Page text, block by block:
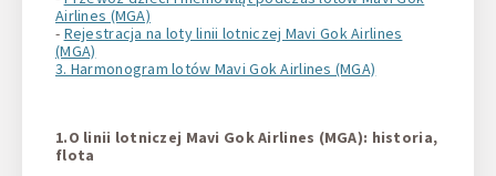
Airlines (MGA)
- Rejestracja na loty linii lotniczej Mavi Gok Airlines
(MGA)
3. Harmonogram lotów Mavi Gok Airlines (MGA)
1.O linii lotniczej Mavi Gok Airlines (MGA): historia,
flota